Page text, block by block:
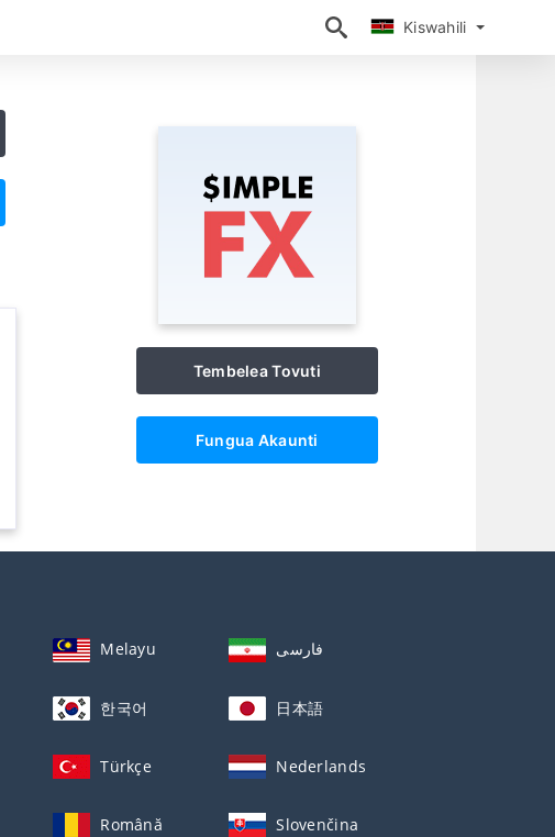
Kiswahili
Kiswahili
Tembelea Tovuti
Fungua Akaunti
Melayu فارسی
한국어 日本語
Türkçe Nederlands
Română Slovenčina